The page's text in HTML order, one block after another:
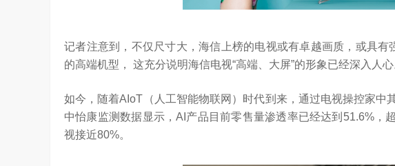
记者注意到，不仅尺寸大，海信上榜的电视或有卓越画质，或具有
的高端机型， 这充分说明海信电视“高端、大屏”的形象已经深入人心
如今，随着AIoT（人工智能物联网）时代到来，通过电视操控家中
中怡康监测数据显示，AI产品目前零售量渗透率已经达到51.6%，
视接近80%。